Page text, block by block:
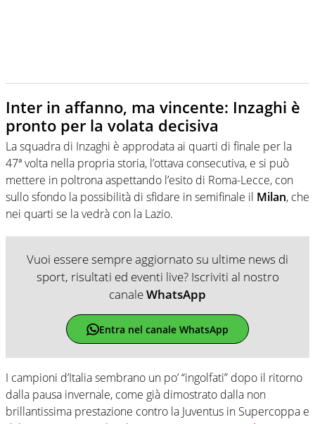
Inter in affanno, ma vincente: Inzaghi è
pronto per la volata decisiva
La squadra di Inzaghi è approdata ai quarti di finale per la
47ª volta nella propria storia, l’ottava consecutiva, e si può
mettere in poltrona aspettando l’esito di Roma-Lecce, con
sullo sfondo la possibilità di sfidare in semifinale il Milan, che
nei quarti se la vedrà con la Lazio.
Vuoi essere sempre aggiornato su ultime news di
sport, risultati ed eventi live? Iscriviti al nostro
canaleWhatsApp
Entra nel canale WhatsApp
I campioni d’Italia sembrano un po’ “ingolfati” dopo il ritorno
dalla pausa invernale, come già dimostrato dalla non
brillantissima prestazione contro la Juventus in Supercoppa e